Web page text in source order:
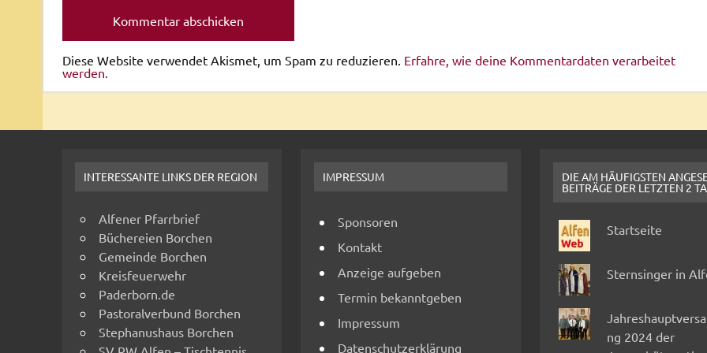
Diese Website verwendet Akismet, um Spam zu reduzieren. Erfahre, wie deine Kommentardaten verarbeitet
werden.
INTERESSANTE LINKS DER REGION
Alfener Pfarrbrief
Büchereien Borchen
Gemeinde Borchen
Kreisfeuerwehr
Paderborn.de
Pastoralverbund Borchen
Stephanushaus Borchen
IMPRESSUM
Sponsoren
Kontakt
Anzeige aufgeben
Termin bekanntgeben
Impressum
Datenschutzerklärung
DIE AM HÄUFIGSTEN
BEITRÄGE DER LETZTEN 2
Startseite
Sternsinger in
ng 2024 der